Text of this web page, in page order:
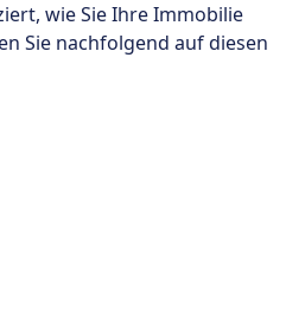
wie Sie Ihre Immobilie
Sie nachfolgend auf diesen